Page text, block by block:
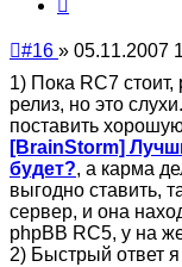
Непрочитанное
#16 » 05.11.2007
1) Пока RC7
релиз, но это
поставить
[BrainStorm]
будет?, а карма
выгодно ставить,
сервер, и она
phpBB RC5, у на
2) Быстрый ответ я